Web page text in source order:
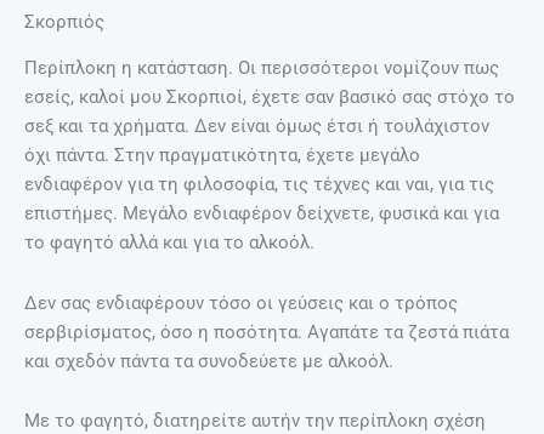
Σκορπιός
Περίπλοκη η κατάσταση. Οι περισσότεροι νομίζουν πως
εσείς, καλοί μου Σκορπιοί, έχετε σαν βασικό σας στόχο το
σεξ και τα χρήματα. Δεν είναι όμως έτσι ή τουλάχιστον
όχι πάντα. Στην πραγματικότητα, έχετε μεγάλο
ενδιαφέρον για τη φιλοσοφία, τις τέχνες και ναι, για τις
επιστήμες. Μεγάλο ενδιαφέρον δείχνετε, φυσικά και για
το φαγητό αλλά και για το αλκοόλ.
Δεν σας ενδιαφέρουν τόσο οι γεύσεις και ο τρόπος
σερβιρίσματος, όσο η ποσότητα. Αγαπάτε τα ζεστά πιάτα
και σχεδόν πάντα τα συνοδεύετε με αλκοόλ.
Με το φαγητό, διατηρείτε αυτήν την περίπλοκη σχέση